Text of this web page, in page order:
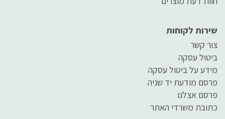
שירות לקוחות
צור קשר
ביטול עסקה
מידע על ביטול עסקה
פרסם מודעת יד שניה
פרסם אצלנו
כתובת משרדי האתר